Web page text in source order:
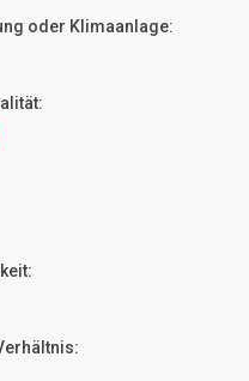
oder Klimaanlage: